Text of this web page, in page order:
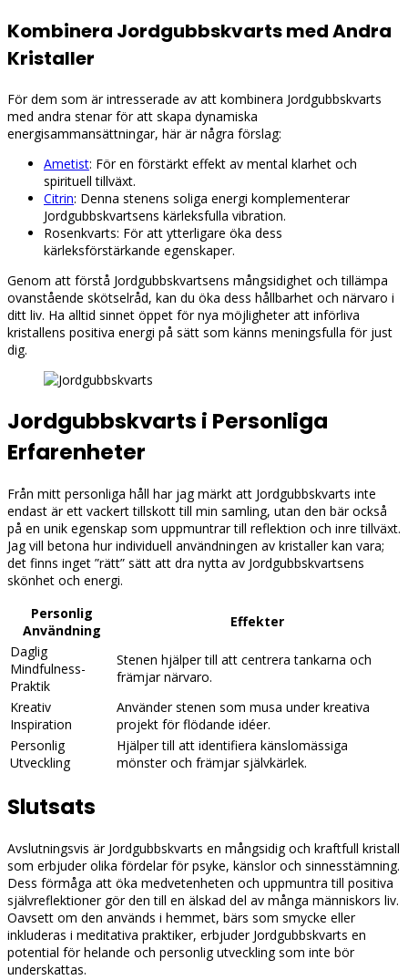
Kombinera Jordgubbskvarts med Andra
Kristaller
För dem som är intresserade av att kombinera Jordgubbskvarts
med andra stenar för att skapa dynamiska
energisammansättningar, här är några förslag:
Ametist: För en förstärkt effekt av mental klarhet och
spirituell tillväxt.
Citrin: Denna stenens soliga energi komplementerar
Jordgubbskvartsens kärleksfulla vibration.
Rosenkvarts: För att ytterligare öka dess
kärleksförstärkande egenskaper.
Genom att förstå Jordgubbskvartsens mångsidighet och tillämpa
ovanstående skötselråd, kan du öka dess hållbarhet och närvaro i
ditt liv. Ha alltid sinnet öppet för nya möjligheter att införliva
kristallens positiva energi på sätt som känns meningsfulla för just
dig.
Jordgubbskvarts i Personliga
Erfarenheter
Från mitt personliga håll har jag märkt att Jordgubbskvarts inte
endast är ett vackert tillskott till min samling, utan den bär också
på en unik egenskap som uppmuntrar till reflektion och inre tillväxt.
Jag vill betona hur individuell användningen av kristaller kan vara;
det finns inget ”rätt” sätt att dra nytta av Jordgubbskvartsens
skönhet och energi.
Personlig
Användning
Effekter
Daglig
Mindfulness-
Praktik
Stenen hjälper till att centrera tankarna och
främjar närvaro.
Kreativ
Inspiration
Använder stenen som musa under kreativa
projekt för flödande idéer.
Personlig
Utveckling
Hjälper till att identifiera känslomässiga
mönster och främjar självkärlek.
Slutsats
Avslutningsvis är Jordgubbskvarts en mångsidig och kraftfull kristall
som erbjuder olika fördelar för psyke, känslor och sinnesstämning.
Dess förmåga att öka medvetenheten och uppmuntra till positiva
självreflektioner gör den till en älskad del av många människors liv.
Oavsett om den används i hemmet, bärs som smycke eller
inkluderas i meditativa praktiker, erbjuder Jordgubbskvarts en
potential för helande och personlig utveckling som inte bör
underskattas.